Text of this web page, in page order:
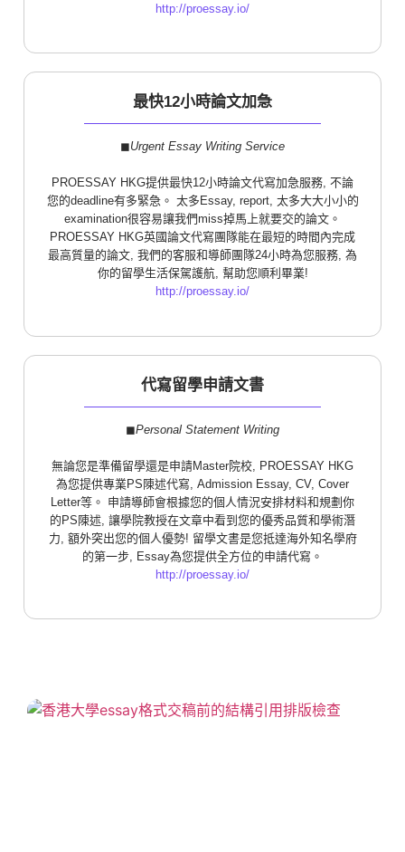
http://proessay.io/
最快12小時論文加急
◼︎Urgent Essay Writing Service
PROESSAY HKG提供最快12小時論文代寫加急服務, 不論
您的deadline有多緊急。 太多Essay, report, 太多大大小小的
examination很容易讓我們miss掉馬上就要交的論文。
PROESSAY HKG英國論文代寫團隊能在最短的時間內完成
最高質量的論文, 我們的客服和導師團隊24小時為您服務, 為
你的留學生活保駕護航, 幫助您順利畢業!
http://proessay.io/
代寫留學申請文書
◼︎Personal Statement Writing
無論您是準備留學還是申請Master院校, PROESSAY HKG
為您提供專業PS陳述代寫, Admission Essay, CV, Cover
Letter等。 申請導師會根據您的個人情況安排材料和規劃你
的PS陳述, 讓學院教授在文章中看到您的優秀品質和學術潛
力, 額外突出您的個人優勢! 留學文書是您抵達海外知名學府
的第一步, Essay為您提供全方位的申請代寫。
http://proessay.io/